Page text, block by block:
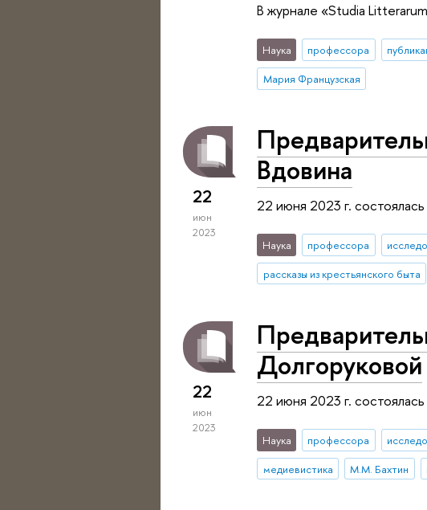
В журнале «Studia
Наука профессора
Мария Французская
22
июн
2023
Вдовина
22 июня 2023 г.
Наука профессора
рассказы из крестьянского быта
22
июн
2023
Долгоруковой
22 июня 2023 г.
Наука профессора
медиевистика
М.М. Бахтин